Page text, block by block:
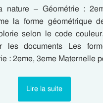
nature – Géométrie :
la forme géométrique
selon le code
les documents Les
: 2eme, 3eme Maternelle
Lire la suite